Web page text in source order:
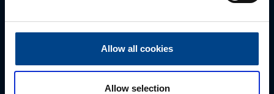
Allow all cookies
Allow selection
0207 463 515
tuki@utuautomation.fi